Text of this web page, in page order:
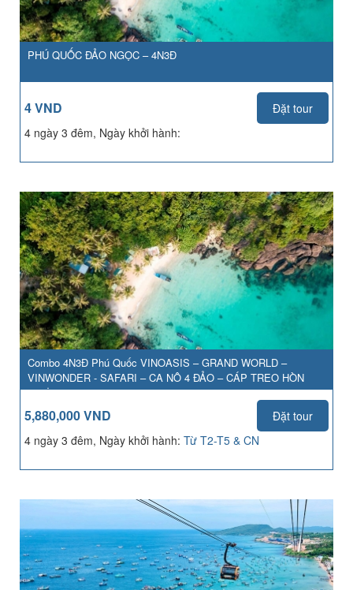
PHÚ QUỐC ĐẢO NGỌC – 4N3Đ
4 VND
Đặt tour
4 ngày 3 đêm, Ngày khởi hành:
Combo 4N3Đ Phú Quốc VINOASIS – GRAND WORLD –
VINWONDER - SAFARI – CA NÔ 4 ĐẢO – CÁP TREO HÒN
THƠM
5,880,000 VND
Đặt tour
4 ngày 3 đêm, Ngày khởi hành: Từ T2-T5 & CN